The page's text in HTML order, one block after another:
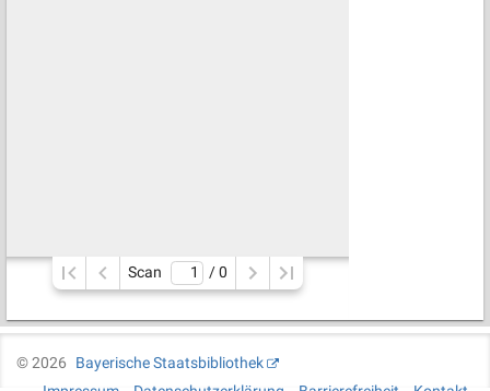
Scan / 0
©2026
Bayerische Staatsbibliothek